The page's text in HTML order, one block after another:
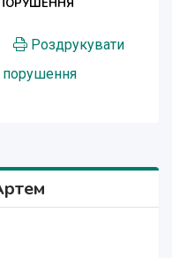
Роздрукувати
порушення